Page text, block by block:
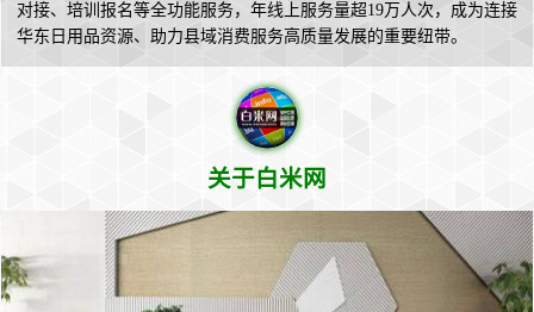
对接、培训报名等全功能服务，年线上服务量超19万人次，成为连接
华东日用品资源、助力县域消费服务高质量发展的重要纽带。
关于白米网